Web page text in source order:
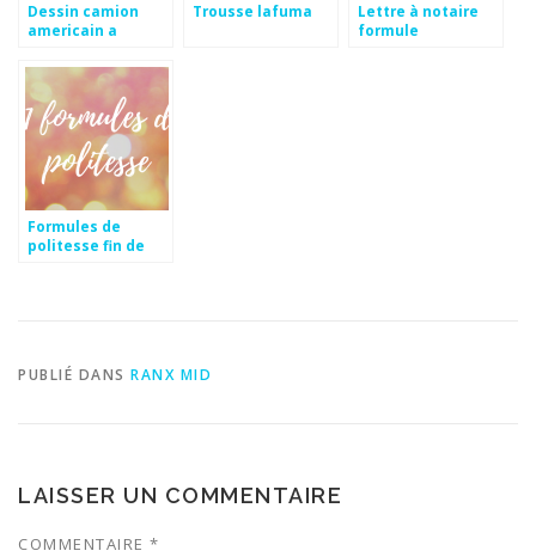
Dessin camion
americain a
Trousse lafuma
Lettre à notaire
formule
Formules de
politesse fin de
PUBLIÉ DANS RANX MID
LAISSER UN COMMENTAIRE
COMMENTAIRE *